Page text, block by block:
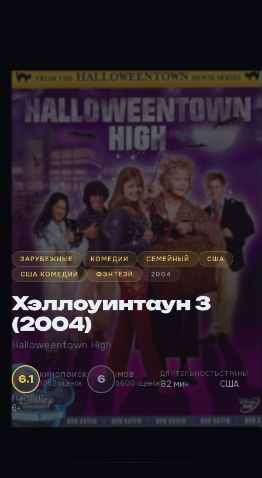
ЗАРУБЕЖНЫЕ КОМЕДИИ СЕМЕЙНЫЙ
США
США КОМЕДИИ
ФЭНТЕЗИ 2004
Хэллоуинтаун 3
(2004)
Halloweentown High
6.1 КИНОПОИСК
1062 оценок 6 IMDB
9600 оценок
ДЛИТЕЛЬНОСТЬ
82 мин
СТРАНЫ
США
РЕЙТИНГ
6+